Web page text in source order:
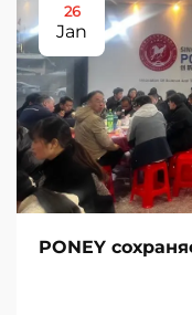
26
Jan
PONEY